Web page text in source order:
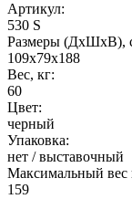
Артикул:
530 S
Размеры (ДхШхВ),
109x79x188
Вес, кг:
60
Цвет:
черный
Упаковка:
нет / выставочный
Максимальный вес
159